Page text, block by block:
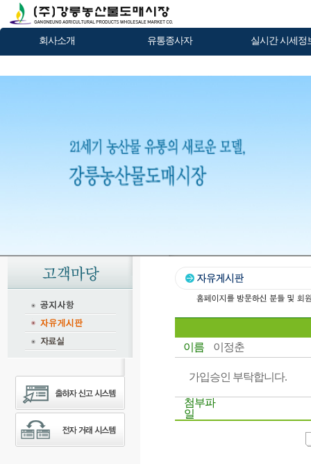
회사소개 유통종사자 실시간 시세정
이름 이정춘
가입승인 부탁합니다.
첨부파
일